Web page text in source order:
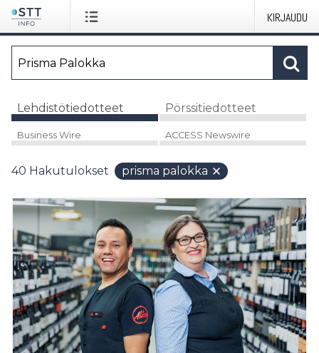
KIRJAUDU
Lehdistötiedotteet Pörssitiedotteet
Business Wire ACCESS Newswire
40 Hakutulokset prisma palokka